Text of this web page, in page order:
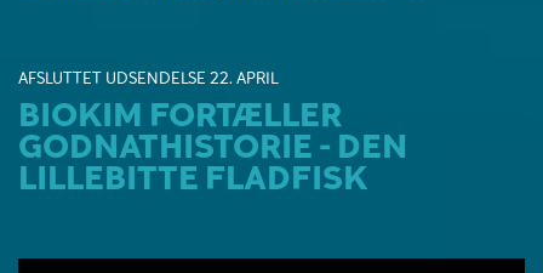
AFSLUTTET UDSENDELSE 22. APRIL
BIOKIM FORTÆLLER
GODNATHISTORIE - DEN
LILLEBITTE FLADFISK